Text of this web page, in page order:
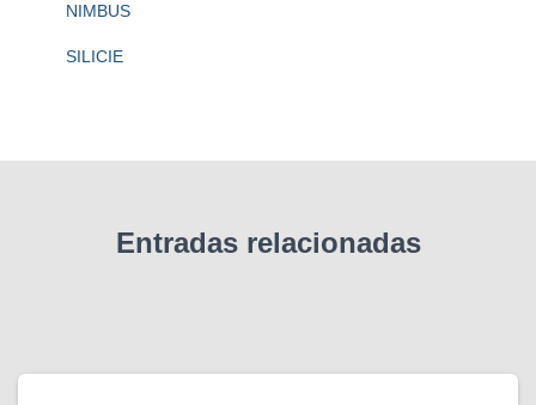
NIMBUS
SILICIE
Entradas relacionadas